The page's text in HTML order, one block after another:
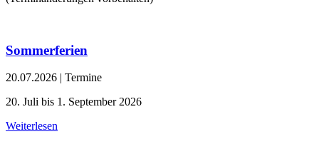
Sommerferien
20.07.2026 | Termine
20. Juli bis 1. September 2026
Weiterlesen